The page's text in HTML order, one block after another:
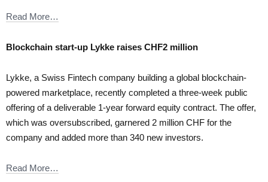
Read More…
Blockchain start-up Lykke raises CHF2 million
Lykke, a Swiss Fintech company building a global blockchain-
powered marketplace, recently completed a three-week public
offering of a deliverable 1-year forward equity contract. The offer,
which was oversubscribed, garnered 2 million CHF for the
company and added more than 340 new investors.
Read More…